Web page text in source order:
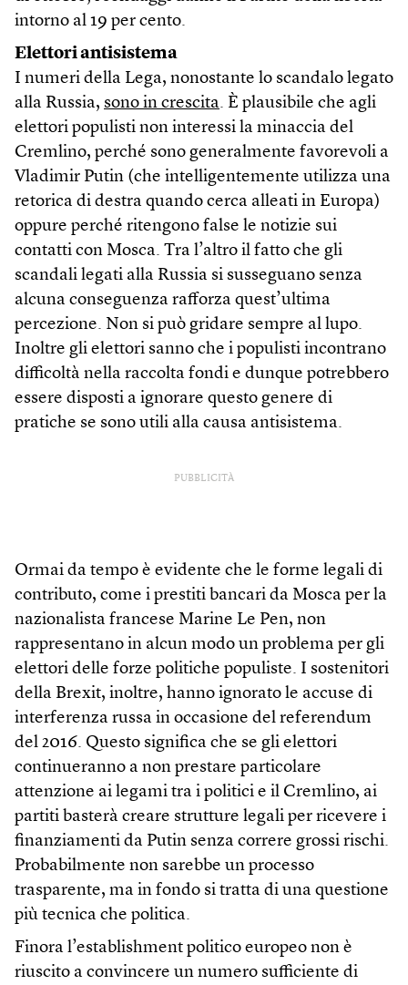
intorno al 19 per cento.
Elettori antisistema
I numeri della Lega, nonostante lo scandalo legato
alla Russia, sono in crescita. È plausibile che agli
elettori populisti non interessi la minaccia del
Cremlino, perché sono generalmente favorevoli a
Vladimir Putin (che intelligentemente utilizza una
retorica di destra quando cerca alleati in Europa)
oppure perché ritengono false le notizie sui
contatti con Mosca. Tra l’altro il fatto che gli
scandali legati alla Russia si susseguano senza
alcuna conseguenza rafforza quest’ultima
percezione. Non si può gridare sempre al lupo.
Inoltre gli elettori sanno che i populisti incontrano
difficoltà nella raccolta fondi e dunque potrebbero
essere disposti a ignorare questo genere di
pratiche se sono utili alla causa antisistema.
PUBBLICITÀ
Ormai da tempo è evidente che le forme legali di
contributo, come i prestiti bancari da Mosca per la
nazionalista francese Marine Le Pen, non
rappresentano in alcun modo un problema per gli
elettori delle forze politiche populiste. I sostenitori
della Brexit, inoltre, hanno ignorato le accuse di
interferenza russa in occasione del referendum
del 2016. Questo significa che se gli elettori
continueranno a non prestare particolare
attenzione ai legami tra i politici e il Cremlino, ai
partiti basterà creare strutture legali per ricevere i
finanziamenti da Putin senza correre grossi rischi.
Probabilmente non sarebbe un processo
trasparente, ma in fondo si tratta di una questione
più tecnica che politica.
Finora l’establishment politico europeo non è
riuscito a convincere un numero sufficiente di